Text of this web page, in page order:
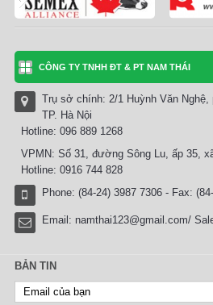
CÔNG TY TNHH ĐT & PT NAM THÁI
Trụ sở chính: 2/1 Huỳnh Văn
TP. Hà Nội
Hotline: 096 889 1268
VPMN: Số 31, đường Sông Lu, ấp 35,
Hotline: 0916 744 828
Phone: (84-24) 3987 7306 - Fax:
Email: namthai123@gmail.com/
BẢN TIN